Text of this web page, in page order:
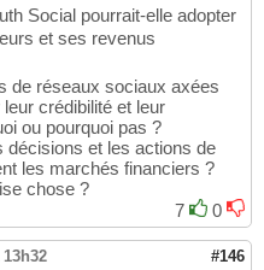
Social pourrait-elle adopter
et ses revenus
de réseaux sociaux axées
crédibilité et leur
ou pourquoi pas ?
décisions et les actions de
les marchés financiers ?
chose ?
7
0
13h32 #146